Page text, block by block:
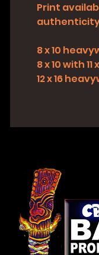
Print
8 x 10
8 x 10 with
12 x 16